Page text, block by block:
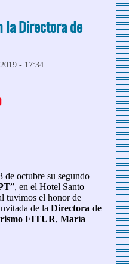
la Directora de
- 17:34
de octubre su segundo
”, en el Hotel Santo
tuvimos el honor de
de laDirectora de
FITUR,María